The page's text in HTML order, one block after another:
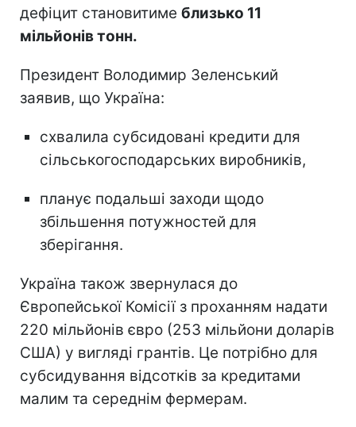
дефіцит становитиме близько 11
мільйонів тонн.
Президент Володимир Зеленський
заявив, що Україна:
схвалила субсидовані кредити для
сільськогосподарських виробників,
планує подальші заходи щодо
збільшення потужностей для
зберігання.
Україна також звернулася до
Європейської Комісії з проханням надати
220 мільйонів євро (253 мільйони доларів
США) у вигляді грантів. Це потрібно для
субсидування відсотків за кредитами
малим та середнім фермерам.